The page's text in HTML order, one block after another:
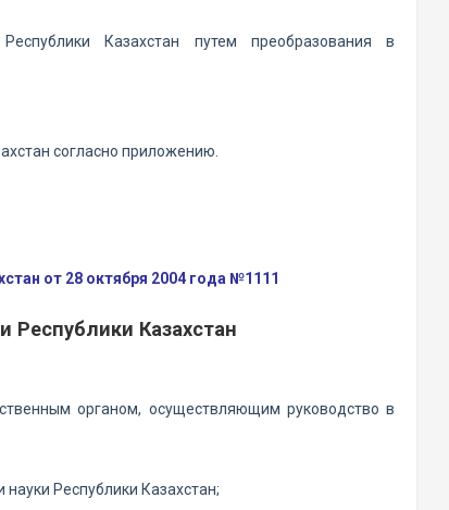
Казахстан путем преобразования в
согласно приложению.
от 28 октября 2004 года №1111
Республики Казахстан
органом, осуществляющим руководство в
Республики Казахстан;